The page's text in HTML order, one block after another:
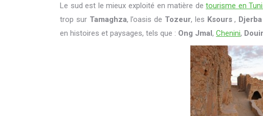
Le sud est le mieux exploité en matière detourisme en
trop sur Tamaghza, l’oasis de Tozeur, les Ksours, Djerba
en histoires et paysages, tels que : Ong Jmal,Chenini,